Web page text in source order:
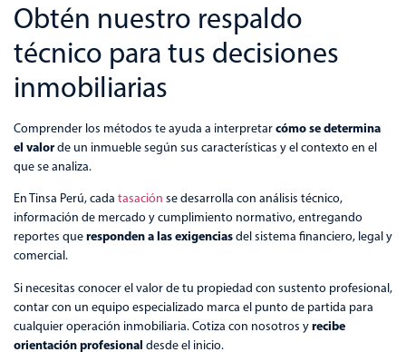
Obtén nuestro respaldo
técnico para tus decisiones
inmobiliarias
Comprender los métodos te ayuda a interpretarcómo se determina
el valorde un inmueble según sus características y el contexto en el
que se analiza.
En Tinsa Perú, cada tasación se desarrolla con análisis técnico,
información de mercado y cumplimiento normativo, entregando
reportes queresponden a las exigenciasdel sistema financiero, legal y
comercial.
Si necesitas conocer el valor de tu propiedad con sustento profesional,
contar con un equipo especializado marca el punto de partida para
cualquier operación inmobiliaria. Cotiza con nosotros yrecibe
orientación profesional desde el inicio.